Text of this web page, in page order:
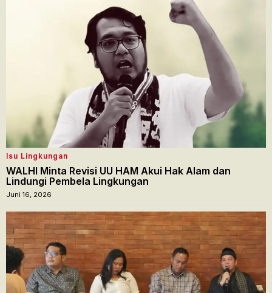
Isu Lingkungan
WALHI Minta Revisi UU HAM Akui Hak Alam dan
Lindungi Pembela Lingkungan
Juni 16, 2026